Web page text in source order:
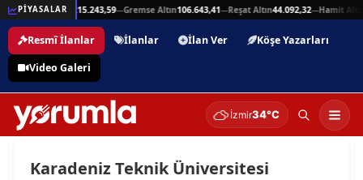
PİYASALAR
—Beşli Altın 215.243,59—Gremse Altın106.643,41—Reşat Altın44.092,32—Hamit Altın
Resmî İlanlar İlanlar İlan Ver
Köşe Yazarları
Video Galeri
İzmir34°C
Karadeniz Teknik Üniversitesi